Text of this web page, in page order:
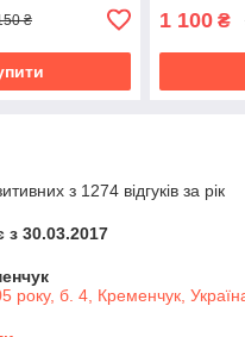
₴ 1 100 ₴
з 1274 відгуків за рік
30.03.2017
року, б. 4, Кременчук,